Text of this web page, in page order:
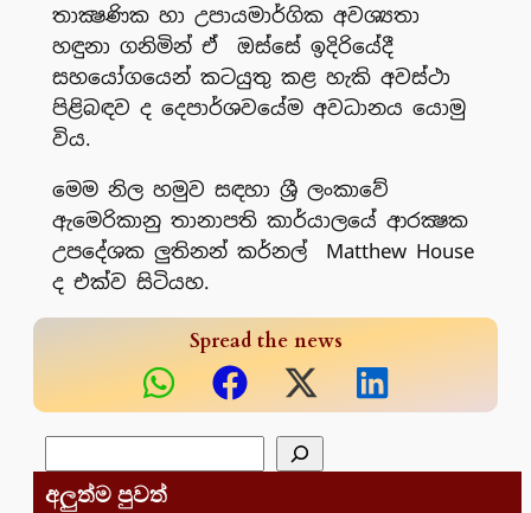
තාක්‍ෂණික හා උපායමාර්ගික අවශ්‍යතා
හඳුනා ගනිමින් ඒ ඔස්සේ ඉදිරියේදී
සහයෝගයෙන් කටයුතු කළ හැකි අවස්ථා
පිළිබඳව ද දෙපාර්ශවයේම අවධානය යොමු
විය.
මෙම නිල හමුව සඳහා ශ්‍රී ලංකාවේ
ඇමෙරිකානු තානාපති කාර්යාලයේ ආරක්‍ෂක
උපදේශක ලුතිනන් කර්නල් Matthew House
ද එක්ව සිටියහ.
Spread the news
අලුත්ම පුවත්